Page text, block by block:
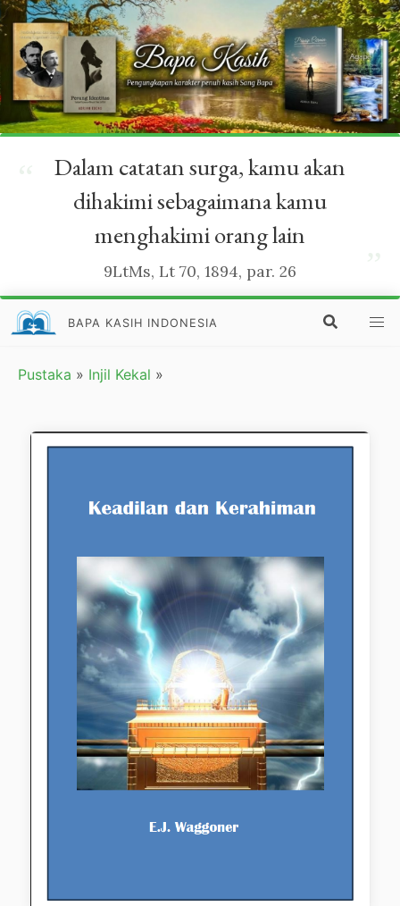
Dalam catatan surga, kamu akan
dihakimi sebagaimana kamu
menghakimi orang lain
9LtMs, Lt 70, 1894, par. 26
BAPA KASIH INDONESIA
Pustaka » Injil Kekal »